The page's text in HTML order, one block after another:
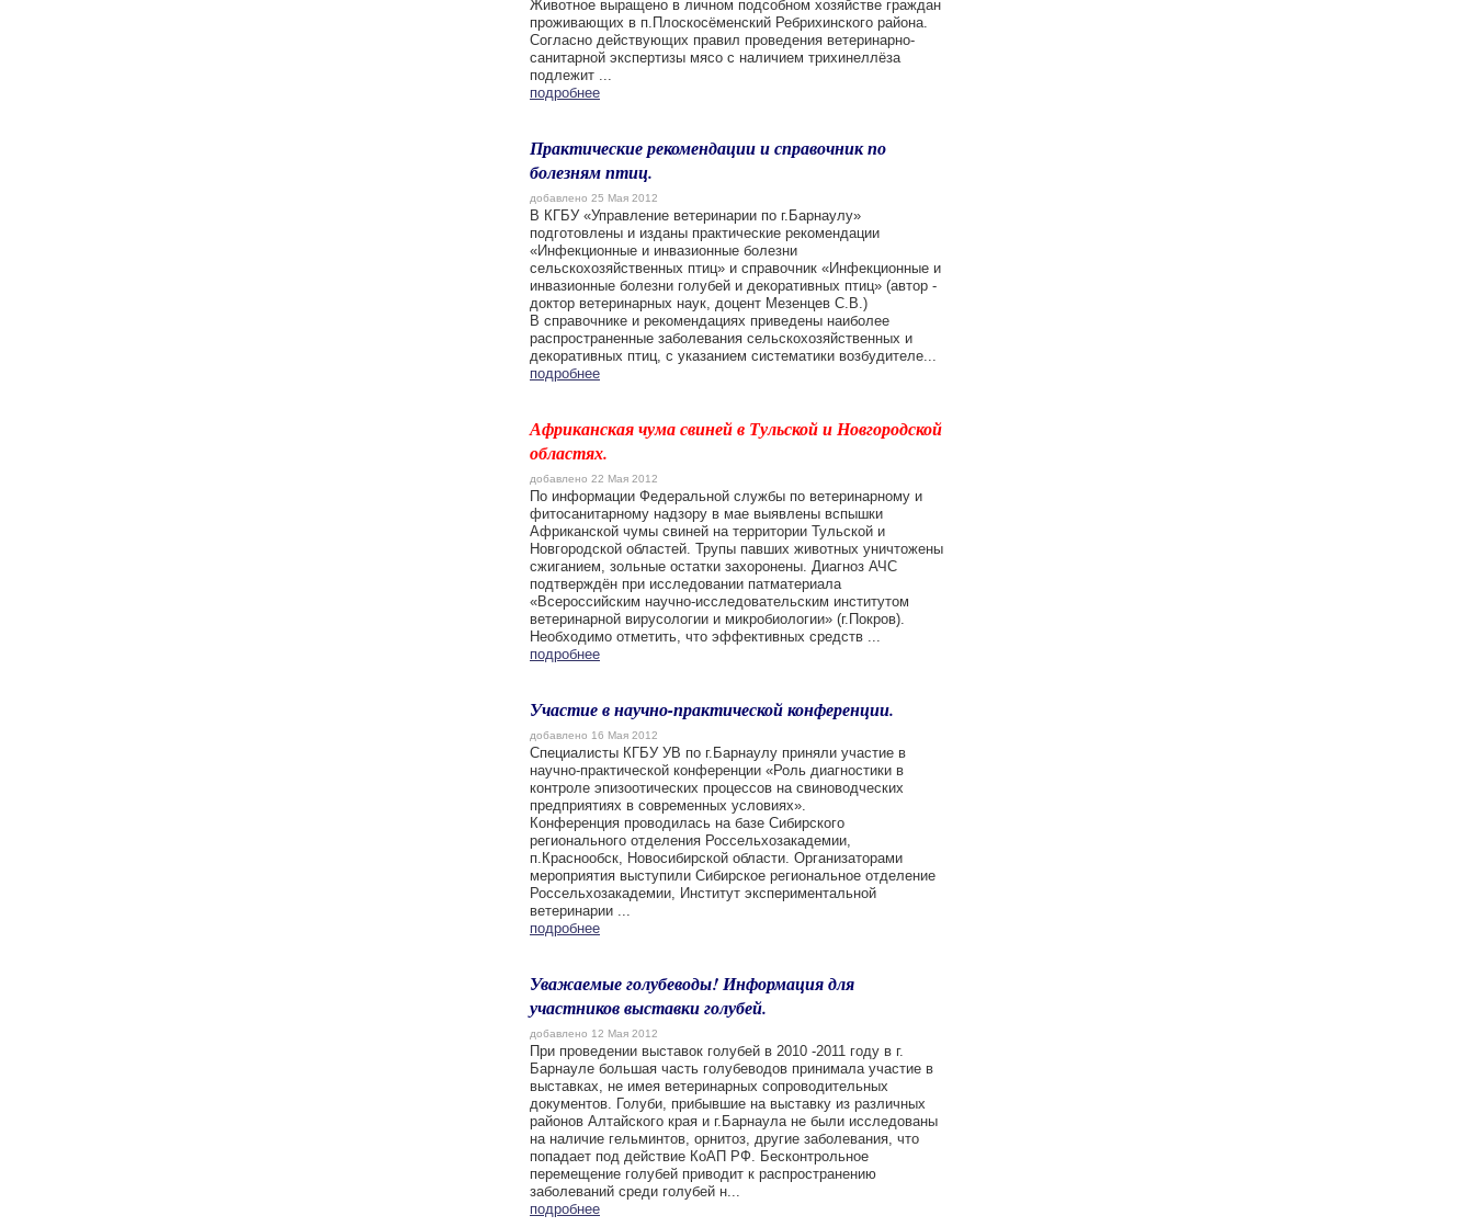
Животное выращено в личном подсобном хозяйстве граждан
проживающих в п.Плоскосёменский Ребрихинского района.
Согласно действующих правил проведения ветеринарно-
санитарной экспертизы мясо с наличием трихинеллёза
подлежит ...
подробнее
Практические рекомендации и справочник по
болезням птиц.
добавлено 25 Мая 2012
В КГБУ «Управление ветеринарии по г.Барнаулу»
подготовлены и изданы практические рекомендации
«Инфекционные и инвазионные болезни
сельскохозяйственных птиц» и справочник «Инфекционные и
инвазионные болезни голубей и декоративных птиц» (автор -
доктор ветеринарных наук, доцент Мезенцев С.В.)
В справочнике и рекомендациях приведены наиболее
распространенные заболевания сельскохозяйственных и
декоративных птиц, с указанием систематики возбудителе...
подробнее
Африканская чума свиней в Тульской и Новгородской
областях.
добавлено 22 Мая 2012
По информации Федеральной службы по ветеринарному и
фитосанитарному надзору в мае выявлены вспышки
Африканской чумы свиней на территории Тульской и
Новгородской областей. Трупы павших животных уничтожены
сжиганием, зольные остатки захоронены. Диагноз АЧС
подтверждён при исследовании патматериала
«Всероссийским научно-исследовательским институтом
ветеринарной вирусологии и микробиологии» (г.Покров).
Необходимо отметить, что эффективных средств ...
подробнее
Участие в научно-практической конференции.
добавлено 16 Мая 2012
Специалисты КГБУ УВ по г.Барнаулу приняли участие в
научно-практической конференции «Роль диагностики в
контроле эпизоотических процессов на свиноводческих
предприятиях в современных условиях».
Конференция проводилась на базе Сибирского
регионального отделения Россельхозакадемии,
п.Краснообск, Новосибирской области. Организаторами
мероприятия выступили Сибирское региональное отделение
Россельхозакадемии, Институт экспериментальной
ветеринарии ...
подробнее
Уважаемые голубеводы! Информация для
участников выставки голубей.
добавлено 12 Мая 2012
При проведении выставок голубей в 2010 -2011 году в г.
Барнауле большая часть голубеводов принимала участие в
выставках, не имея ветеринарных сопроводительных
документов. Голуби, прибывшие на выставку из различных
районов Алтайского края и г.Барнаула не были исследованы
на наличие гельминтов, орнитоз, другие заболевания, что
попадает под действие КоАП РФ. Бесконтрольное
перемещение голубей приводит к распространению
заболеваний среди голубей н...
подробнее